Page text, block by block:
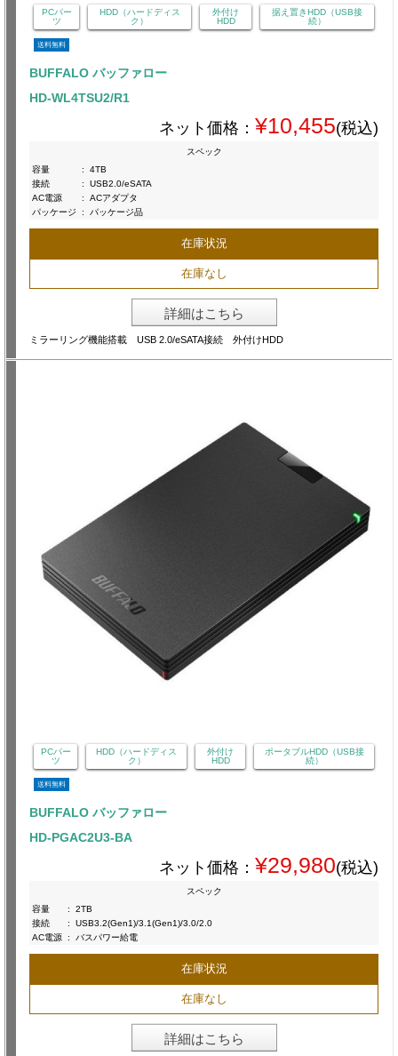
PCパー
ツ
HDD（ハードディス
ク）
外付け
HDD
据え置きHDD（USB接
続）
送料無料
BUFFALO バッファロー
HD-WL4TSU2/R1
ネット価格： ¥10,455(税込)
スペック
容量
:
4TB
接続
:
USB2.0/eSATA
AC電源
:
ACアダプタ
パッケージ
: パッケージ品
在庫状況
在庫なし
詳細はこちら
ミラーリング機能搭載 USB 2.0/eSATA接続 外付けHDD
PCパー
ツ
HDD（ハードディス
ク）
外付け
HDD
ポータブルHDD（USB接
続）
送料無料
BUFFALO バッファロー
HD-PGAC2U3-BA
ネット価格： ¥29,980(税込)
スペック
容量
:
2TB
接続
:
USB3.2(Gen1)/3.1(Gen1)/3.0/2.0
AC電源 : バスパワー給電
在庫状況
在庫なし
詳細はこちら